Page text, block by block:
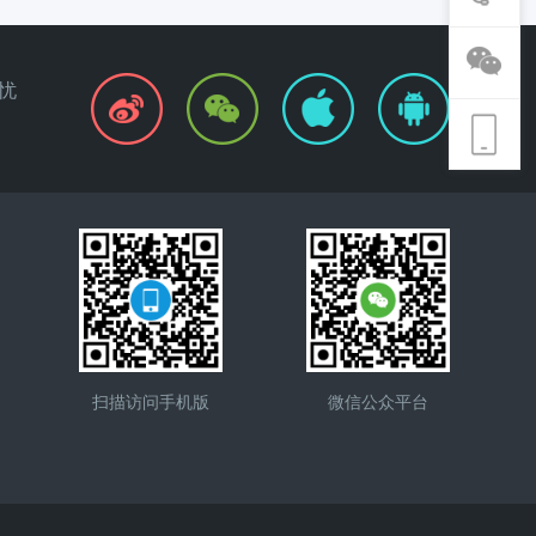
微信公众平台
扫描访问手机版